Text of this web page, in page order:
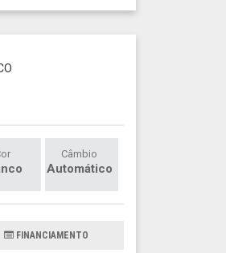
Câmbio
Automático
FINANCIAMENTO